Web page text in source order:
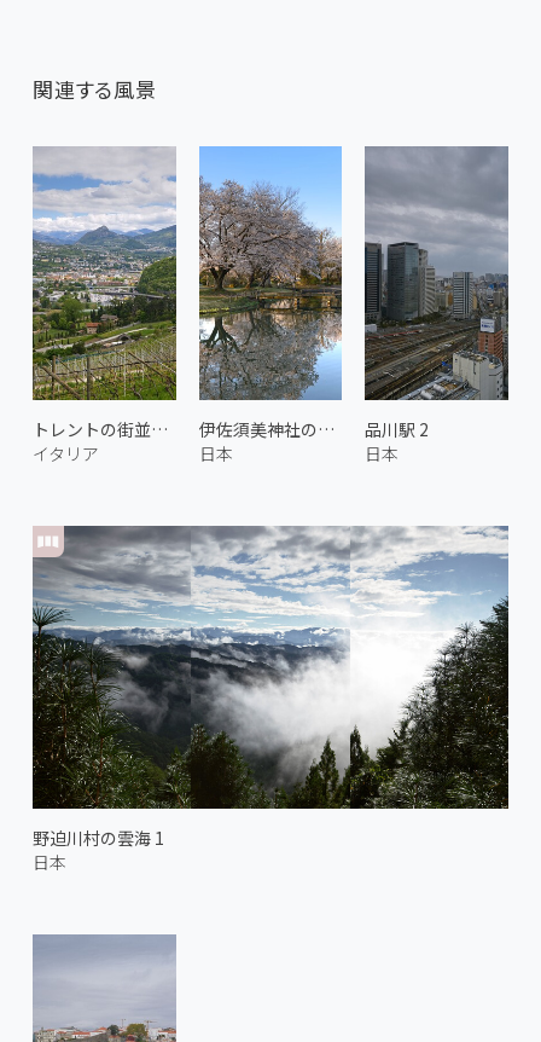
関連する風景
トレントの街並み 2
イタリア
野迫川村の雲海 1
日本
伊佐須美神社の桜 1
日本
品川駅 2
日本